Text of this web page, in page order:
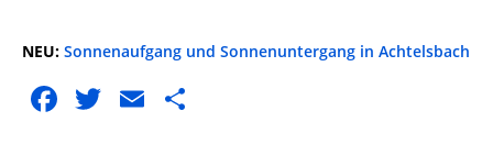
NEU: Sonnenaufgang und Sonnenuntergang in Achtelsbach
F T E